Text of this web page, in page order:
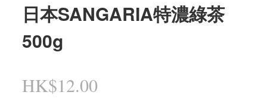
日本SANGARIA特濃綠茶
500g
HK$12.00